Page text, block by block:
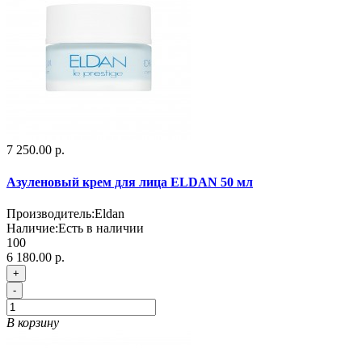
7 250.00 р.
Азуленовый крем для лица ELDAN 50 мл
Производитель:Eldan
Наличие:Есть в наличии
100
6 180.00 р.
+
-
В корзину